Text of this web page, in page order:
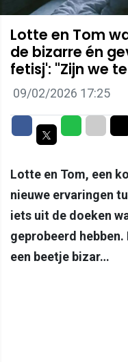
Lotte en Tom
de bizarre én
fetisj': "Zijn we
09/02/2026 17:25
Delen op Facebook
Delen op
Lotte en Tom, een
nieuwe ervaringen
iets uit de doeken
geprobeerd
een beetje bizar…